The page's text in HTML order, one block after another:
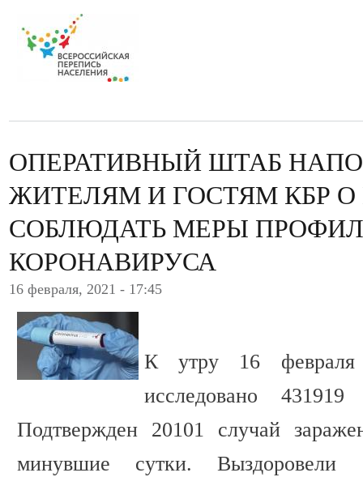
ОПЕРАТИВНЫЙ ШТАБ
ЖИТЕЛЯМ И ГОСТЯМ КБР
СОБЛЮДАТЬ МЕРЫ
КОРОНАВИРУСА
16 февраля, 2021 - 17:45
К утру 16 февраля
исследовано
Подтвержден 20101 случай
минувшие сутки. Выздоровели